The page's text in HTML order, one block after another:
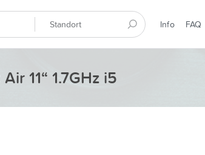
Info FAQ
11“ 1.7GHz i5